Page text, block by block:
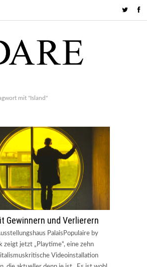
mit "Island"
Gewinnern und Verlierern
PalaisPopulaire by
zeigt jetzt „Playtime“, eine zehn
Videoinstallation